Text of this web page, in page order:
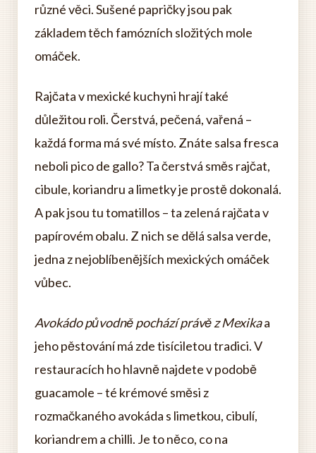
různé věci. Sušené papričky jsou pak
základem těch famózních složitých mole
omáček.
Rajčata v mexické kuchyni hrají také
důležitou roli. Čerstvá, pečená, vařená –
každá forma má své místo. Znáte salsa fresca
neboli pico de gallo? Ta čerstvá směs rajčat,
cibule, koriandru a limetky je prostě dokonalá.
A pak jsou tu tomatillos – ta zelená rajčata v
papírovém obalu. Z nich se dělá salsa verde,
jedna z nejoblíbenějších mexických omáček
vůbec.
Avokádo původně pochází právě z Mexikaa
jeho pěstování má zde tisíciletou tradici. V
restauracích ho hlavně najdete v podobě
guacamole – té krémové směsi z
rozmačkaného avokáda s limetkou, cibulí,
koriandrem a chilli. Je to něco, co na